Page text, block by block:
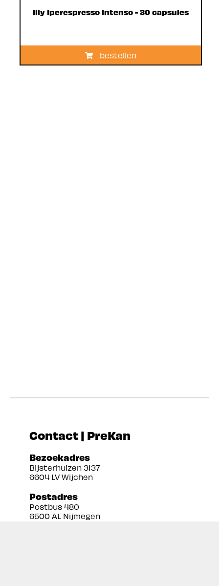
Illy Iperespresso Intenso - 30 capsules
bestellen
Contact | PreKan
Bezoekadres
Bijsterhuizen 3137
6604 LV Wijchen
Postadres
Postbus 480
6500 AL Nijmegen